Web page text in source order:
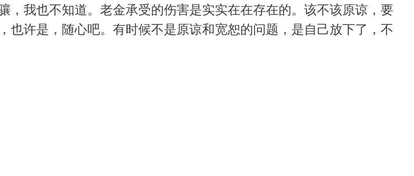
，我也不知道。老金承受的伤害是实实在在存在的。该不该原谅，要
也许是，随心吧。有时候不是原谅和宽恕的问题，是自己放下了，不